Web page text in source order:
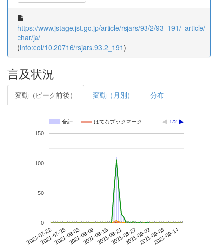
https://www.jstage.jst.go.jp/article/rsjars/93/2/93_191/_article/-
char/ja/
(info:doi/10.20716/rsjars.93.2_191)
言及状況
変動（ピーク前後） 変動（月別） 分布
合計 はてなブックマーク 1/2
2021-07-222021-07-282021-08-032021-08-092021-08-152021-08-212021-08-272021-09-022021-09-082021-09-14
0
50
100
150